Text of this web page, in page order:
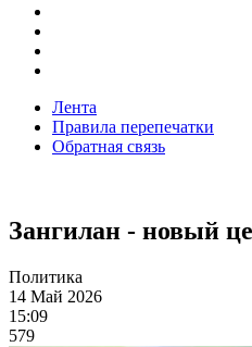
Лента
Правила перепечатки
Обратная связь
Зангилан - новый
Политика
14 Май 2026
15:09
579